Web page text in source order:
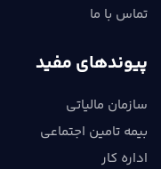
تماس با ما
پیوندهای مفید
سازمان مالیاتی
بیمه تامین اجتماعی
اداره کار